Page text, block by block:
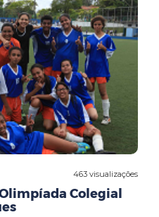
463 visualizações
Colegial